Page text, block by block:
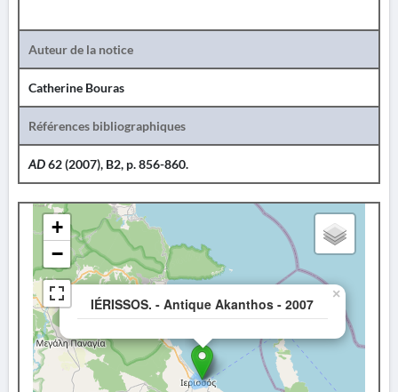
Auteur de la notice
Catherine Bouras
Références bibliographiques
AD62 (2007), B2, p. 856-860.
IÉRISSOS. - Antique Akanthos - 2007
×
+
−